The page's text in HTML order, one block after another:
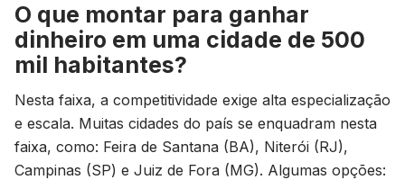
O que montar para ganhar
dinheiro em uma cidade de 500
mil habitantes?
Nesta faixa, a competitividade exige alta especialização
e escala. Muitas cidades do país se enquadram nesta
faixa, como: Feira de Santana (BA), Niterói (RJ),
Campinas (SP) e Juiz de Fora (MG). Algumas opções: